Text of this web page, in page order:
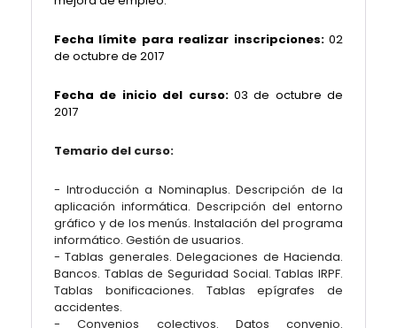
Fecha límite para realizar inscripciones:02
de octubre de 2017
Fecha de inicio del curso: 03 de octubre de
2017
Temario del curso:
- Introducción a Nominaplus. Descripción de la
aplicación informática. Descripción del entorno
gráfico y de los menús. Instalación del programa
informático. Gestión de usuarios.
- Tablas generales. Delegaciones de Hacienda.
Bancos. Tablas de Seguridad Social. Tablas IRPF.
Tablas bonificaciones. Tablas epígrafes de
accidentes.
- Convenios colectivos. Datos convenio.